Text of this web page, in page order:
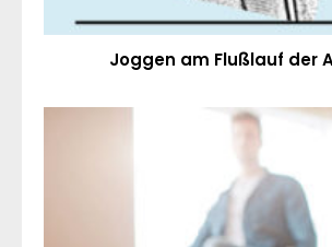
Joggen am Flußlauf der